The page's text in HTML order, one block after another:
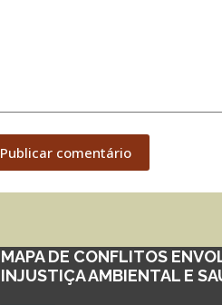
Publicar comentário
MAPA DE CONFLITOS
INJUSTIÇA AMBIENTAL E